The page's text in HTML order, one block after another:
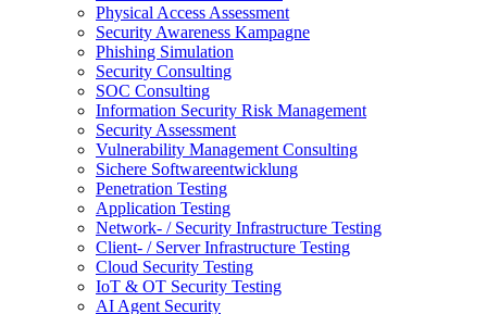
Physical Access Assessment
Security Awareness Kampagne
Phishing Simulation
Security Consulting
SOC Consulting
Information Security Risk Management
Security Assessment
Vulnerability Management Consulting
Sichere Softwareentwicklung
Penetration Testing
Application Testing
Network- / Security Infrastructure Testing
Client- / Server Infrastructure Testing
Cloud Security Testing
IoT & OT Security Testing
AI Agent Security